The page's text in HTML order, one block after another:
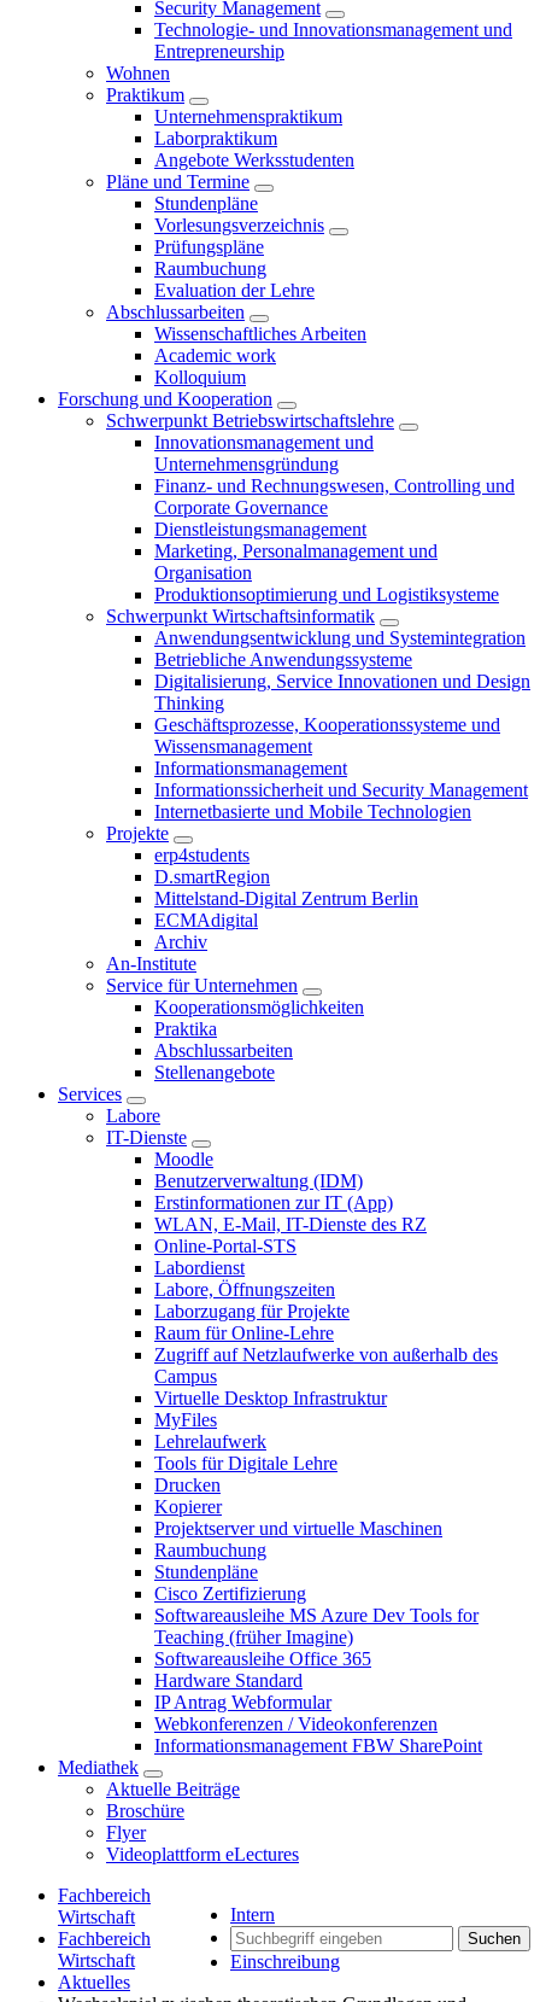
Security Management
Technologie- und Innovationsmanagement und
Entrepreneurship
Wohnen
Praktikum
Unternehmenspraktikum
Laborpraktikum
Angebote Werksstudenten
Pläne und Termine
Stundenpläne
Vorlesungsverzeichnis
Prüfungspläne
Raumbuchung
Evaluation der Lehre
Abschlussarbeiten
Wissenschaftliches Arbeiten
Academic work
Kolloquium
Forschung und Kooperation
Schwerpunkt Betriebswirtschaftslehre
Innovationsmanagement und
Unternehmensgründung
Finanz- und Rechnungswesen, Controlling und
Corporate Governance
Dienstleistungsmanagement
Marketing, Personalmanagement und
Organisation
Produktionsoptimierung und Logistiksysteme
Schwerpunkt Wirtschaftsinformatik
Anwendungsentwicklung und Systemintegration
Betriebliche Anwendungssysteme
Digitalisierung, Service Innovationen und Design
Thinking
Geschäftsprozesse, Kooperationssysteme und
Wissensmanagement
Informationsmanagement
Informationssicherheit und Security Management
Internetbasierte und Mobile Technologien
Projekte
erp4students
D.smartRegion
Mittelstand-Digital Zentrum Berlin
ECMAdigital
Archiv
An-Institute
Service für Unternehmen
Kooperationsmöglichkeiten
Praktika
Abschlussarbeiten
Stellenangebote
Services
Labore
IT-Dienste
Moodle
Benutzerverwaltung (IDM)
Erstinformationen zur IT (App)
WLAN, E-Mail, IT-Dienste des RZ
Online-Portal-STS
Labordienst
Labore, Öffnungszeiten
Laborzugang für Projekte
Raum für Online-Lehre
Zugriff auf Netzlaufwerke von außerhalb des
Campus
Virtuelle Desktop Infrastruktur
MyFiles
Lehrelaufwerk
Tools für Digitale Lehre
Drucken
Kopierer
Projektserver und virtuelle Maschinen
Raumbuchung
Stundenpläne
Cisco Zertifizierung
Softwareausleihe MS Azure Dev Tools for
Teaching (früher Imagine)
Softwareausleihe Office 365
Hardware Standard
IP Antrag Webformular
Webkonferenzen / Videokonferenzen
Informationsmanagement FBW SharePoint
Mediathek
Aktuelle Beiträge
Broschüre
Flyer
Videoplattform eLectures
Intern
Suchen
Einschreibung
Fachbereich
Wirtschaft
Fachbereich
Wirtschaft
Aktuelles